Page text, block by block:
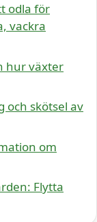
odla för
vackra
hur växter
och skötsel av
om
Flytta